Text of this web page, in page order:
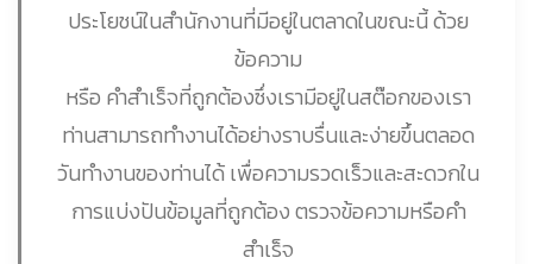
ประโยชน์ในสำนักงานที่มีอยู่ในตลาดในขณะนี้ ด้วย
ข้อความ
หรือ คำสำเร็จที่ถูกต้องซึ่งเรามีอยู่ในสต๊อกของเรา
ท่านสามารถทำงานได้อย่างราบรื่นและง่ายขึ้นตลอด
วันทำงานของท่านได้ เพื่อความรวดเร็วและสะดวกใน
การแบ่งปันข้อมูลที่ถูกต้อง ตรวจข้อความหรือคำ
สำเร็จ